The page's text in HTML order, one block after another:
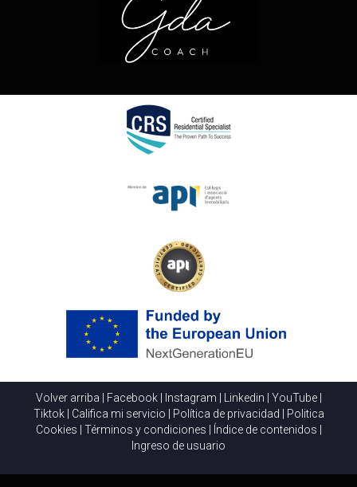
Volver arriba Facebook| Instagram Linkedin YouTube|
Tiktok| Califica mi servicio Política de privacidad
Politica
Cookies
Términos y condiciones Índice de contenidos
Ingreso de usuario